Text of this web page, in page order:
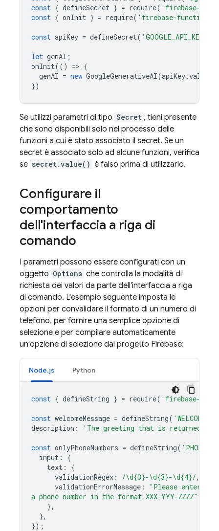
const { defineSecret } = require( 'firebase-
const { onInit } = require( 'firebase-functions/
const apiKey = defineSecret( 'GOOGLE_API_KEY'
let genAI ;
onInit(() => {
genAI = new GoogleGenerativeAI(apiKey.value
})
Se utilizzi parametri di tipo Secret , tieni presente
che sono disponibili solo nel processo delle
funzioni a cui è stato associato il secret. Se un
secret è associato solo ad alcune funzioni, verifica
se secret.value() è falso prima di utilizzarlo.
Configurare il
comportamento
dell'interfaccia a riga di
comando
I parametri possono essere configurati con un
oggetto Options che controlla la modalità di
richiesta dei valori da parte dell'interfaccia a riga
di comando. L'esempio seguente imposta le
opzioni per convalidare il formato di un numero di
telefono, per fornire una semplice opzione di
selezione e per compilare automaticamente
un'opzione di selezione dal progetto Firebase:
Node.js Python
const { defineString } = require( 'firebase-
const welcomeMessage = defineString(
description : 'The greeting that is returned
const onlyPhoneNumbers = defineString(
input :
{
text :
{
validationRegex : /\d{3}-\d{3}-\d{4}/,
validationErrorMessage :
"Please enter
a phone number in the format XXX-YYY-ZZZZ"
},
},
});